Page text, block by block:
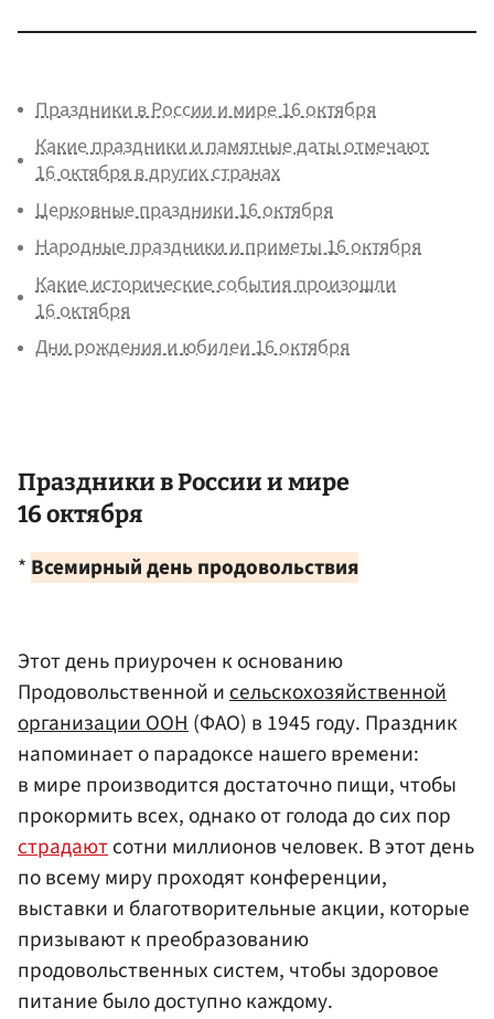
Праздники в России и мире 16 октября
Какие праздники и памятные даты отмечают
16 октября в других странах
Церковные праздники 16 октября
Народные праздники и приметы 16 октября
Какие исторические события произошли
16 октября
Дни рождения и юбилеи 16 октября
Праздники в России и мире
16 октября
* Всемирный день продовольствия
Этот день приурочен к основанию
Продовольственной исельскохозяйственной
организации ООН(ФАО) в 1945 году. Праздник
напоминает о парадоксе нашего времени:
в мире производится достаточно пищи, чтобы
прокормить всех, однако от голода до сих пор
страдаютсотни миллионов человек. В этот день
по всему миру проходят конференции,
выставки и благотворительные акции, которые
призывают к преобразованию
продовольственных систем, чтобы здоровое
питание было доступно каждому.